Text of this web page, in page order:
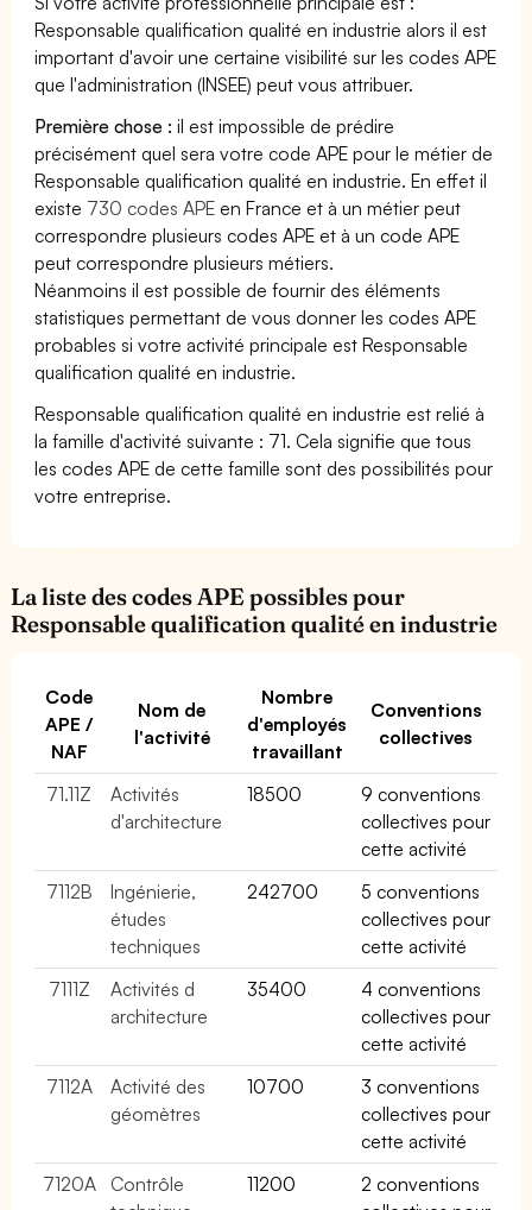
Responsable qualification qualité en industrie alors il est
important d'avoir une certaine visibilité sur les codes APE
que l'administration (INSEE) peut vous attribuer.
Première chose : il est impossible de prédire
précisément quel sera votre code APE pour le métier de
Responsable qualification qualité en industrie. En effet il
existe 730 codes APE en France et à un métier peut
correspondre plusieurs codes APE et à un code APE
peut correspondre plusieurs métiers.
Néanmoins il est possible de fournir des éléments
statistiques permettant de vous donner les codes APE
probables si votre activité principale est Responsable
qualification qualité en industrie.
Responsable qualification qualité en industrie est relié à
la famille d'activité suivante : 71. Cela signifie que tous
les codes APE de cette famille sont des possibilités pour
votre entreprise.
La liste des codes APE possibles pour
Responsable qualification qualité en industrie
Code
APE /
NAF
Nom de
l'activité
Nombre
d'employés
travaillant
Conventions
collectives
71.11Z
Activités
d'architecture
18500
9 conventions
collectives pour
cette activité
7112B
Ingénierie,
études
techniques
242700
5 conventions
collectives pour
cette activité
7111Z
Activités d
architecture
35400
4 conventions
collectives pour
cette activité
7112A
Activité des
géomètres
10700
3 conventions
collectives pour
cette activité
7120A
Contrôle
11200
2 conventions